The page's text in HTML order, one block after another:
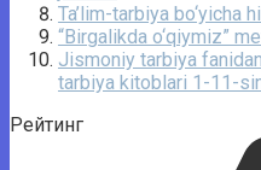
Ta’lim-tarbiya bo‘yicha
“Birgalikda o‘qiymiz”
Jismoniy tarbiya
tarbiya kitoblari 1-11-
Рейтинг